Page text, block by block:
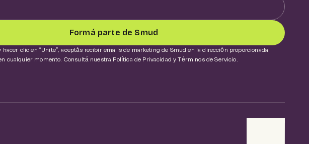
Formá parte de Smud
clic en “Unite”, aceptás recibir emails de marketing de Smud en la dirección proporcionada.
cualquier momento. Consultá nuestra Política de Privacidad y Términos de Servicio.